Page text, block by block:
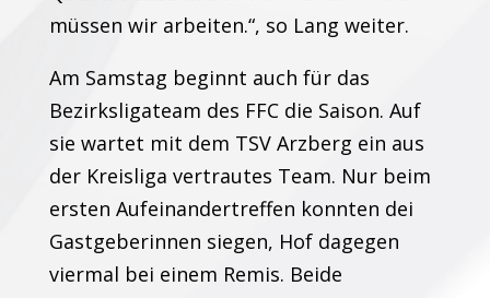
müssen wir arbeiten.“, so Lang weiter.
Am Samstag beginnt auch für das
Bezirksligateam des FFC die Saison. Auf
sie wartet mit dem TSV Arzberg ein aus
der Kreisliga vertrautes Team. Nur beim
ersten Aufeinandertreffen konnten dei
Gastgeberinnen siegen, Hof dagegen
viermal bei einem Remis. Beide